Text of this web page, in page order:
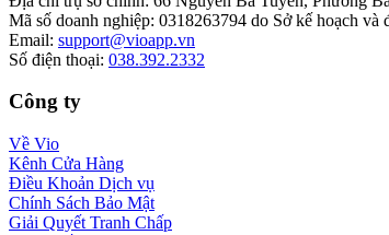
Mã số doanh nghiệp: 0318263794 do Sở kế hoạch
Email: support@vioapp.vn
Số điện thoại: 038.392.2332
Công ty
Về Vio
Kênh Cửa Hàng
Điều Khoản Dịch vụ
Chính Sách Bảo Mật
Giải Quyết Tranh Chấp